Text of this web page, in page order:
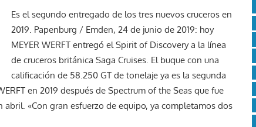
Es el segundo entregado de los tres nuevos cruceros en
2019. Papenburg / Emden, 24 de junio de 2019: hoy
MEYER WERFT entregó el Spirit of Discovery a la línea
de cruceros británica Saga Cruises. El buque con una
calificación de 58.250 GT de tonelaje ya es la segunda
en 2019 después de Spectrum of the Seas que fue
«Con gran esfuerzo de equipo, ya completamos dos